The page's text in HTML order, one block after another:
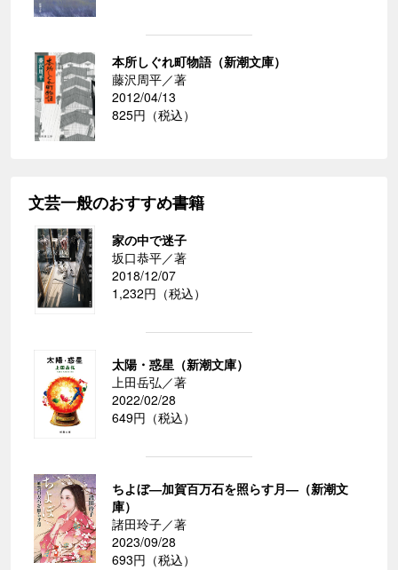
本所しぐれ町物語（新潮文庫）
藤沢周平／著
2012/04/13
825円（税込）
文芸一般のおすすめ書籍
家の中で迷子
坂口恭平／著
2018/12/07
1,232円（税込）
太陽・惑星（新潮文庫）
上田岳弘／著
2022/02/28
649円（税込）
ちよぼ―加賀百万石を照らす月―（新潮文
庫）
諸田玲子／著
2023/09/28
693円（税込）